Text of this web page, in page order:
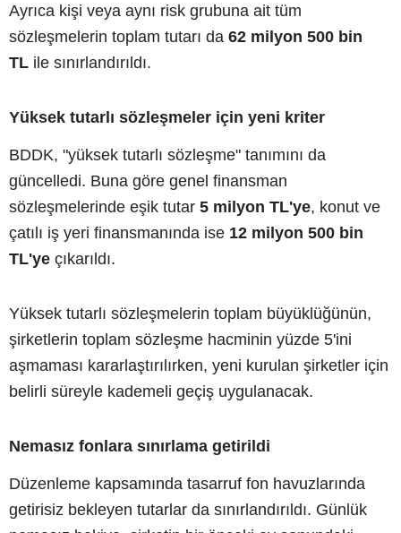
Ayrıca kişi veya aynı risk grubuna ait tüm
sözleşmelerin toplam tutarı da 62 milyon 500 bin
TL ile sınırlandırıldı.
Yüksek tutarlı sözleşmeler için yeni kriter
BDDK, "yüksek tutarlı sözleşme" tanımını da
güncelledi. Buna göre genel finansman
sözleşmelerinde eşik tutar 5 milyon TL'ye, konut ve
çatılı iş yeri finansmanında ise 12 milyon 500 bin
TL'ye çıkarıldı.
Yüksek tutarlı sözleşmelerin toplam büyüklüğünün,
şirketlerin toplam sözleşme hacminin yüzde 5'ini
aşmaması kararlaştırılırken, yeni kurulan şirketler için
belirli süreyle kademeli geçiş uygulanacak.
Nemasız fonlara sınırlama getirildi
Düzenleme kapsamında tasarruf fon havuzlarında
getirisiz bekleyen tutarlar da sınırlandırıldı. Günlük